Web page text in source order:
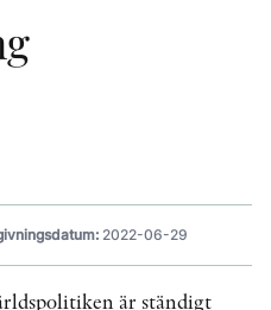
2022-06-29
är ständigt